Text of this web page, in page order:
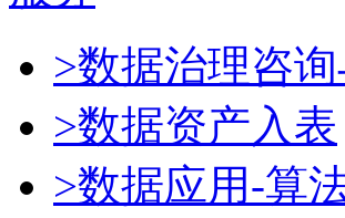
>数据治理咨
>数据资产入表
>数据应用-算